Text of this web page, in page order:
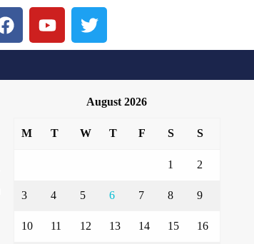
August 2026
M T W T F S S
1 2
3 4 5 6 7 8 9
10 11 12 13 14 15 16